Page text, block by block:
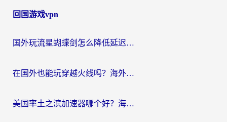
回国游戏vpn
国外玩流星蝴蝶剑怎么降低延迟？海外党必看的加速秘籍（含欧洲鸣潮&彩虹岛优化攻略）
在国外也能玩穿越火线吗？海外玩家国服游戏畅玩终极指南
美国率土之滨加速器哪个好？海外党国服游戏畅玩终极指南（附多游戏解决方案）